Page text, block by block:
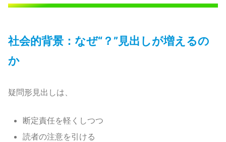
社会的背景：なぜ“？”見出しが増えるの
か
疑問形見出しは、
断定責任を軽くしつつ
読者の注意を引ける